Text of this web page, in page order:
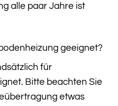
alle paar Jahre ist
geeignet?
für
Bitte beachten Sie
etwas